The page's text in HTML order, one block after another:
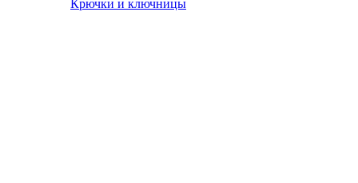
Крючки и ключницы